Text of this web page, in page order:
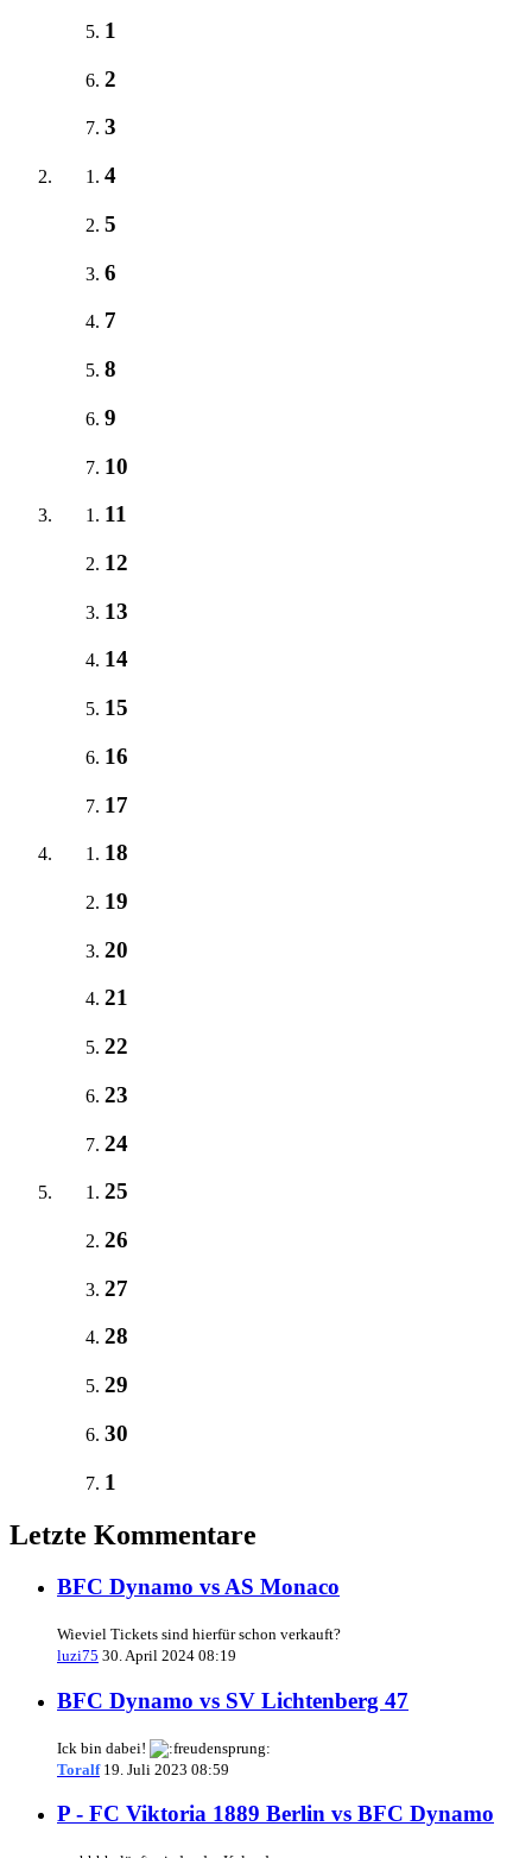
1
2
3
4
5
6
7
8
9
10
11
12
13
14
15
16
17
18
19
20
21
22
23
24
25
26
27
28
29
30
1
Letzte Kommentare
BFC Dynamo vs AS Monaco
Wieviel Tickets sind hierfür schon verkauft?
luzi75 30. April 2024 08:19
BFC Dynamo vs SV Lichtenberg 47
Ick bin dabei!
Toralf 19. Juli 2023 08:59
P - FC Viktoria 1889 Berlin vs BFC Dynamo